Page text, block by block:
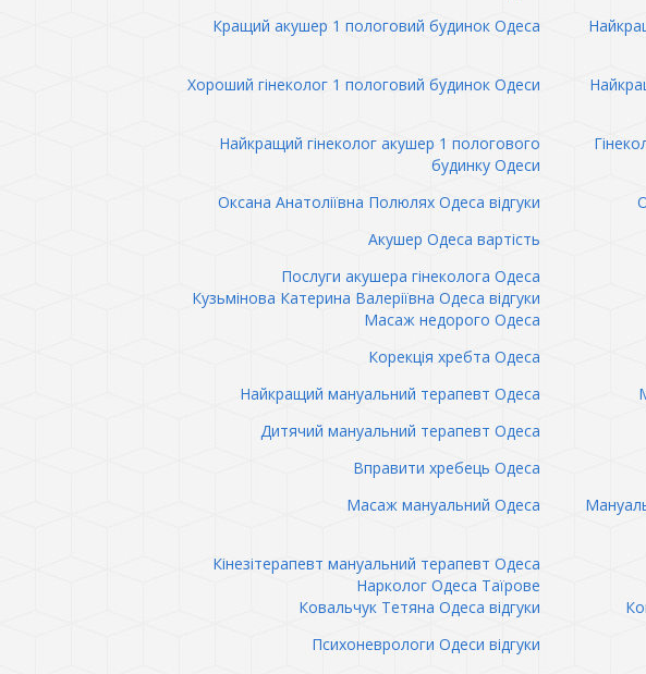
Кращий акушер 1 пологовий будинок Одеса
Хороший гінеколог 1 пологовий будинок Одеси
Найкращий гінеколог акушер 1 пологового
будинку Одеси
Оксана Анатоліївна Полюлях Одеса відгуки
Акушер Одеса вартість
Послуги акушера гінеколога Одеса
Кузьмінова Катерина Валеріївна Одеса відгуки
Масаж недорого Одеса
Корекція хребта Одеса
Найкращий мануальний терапевт Одеса
Дитячий мануальний терапевт Одеса
Вправити хребець Одеса
Масаж мануальний Одеса
Кінезітерапевт мануальний терапевт Одеса
Нарколог Одеса Таїрове
Ковальчук Тетяна Одеса відгуки
Психоневрологи Одеси відгуки